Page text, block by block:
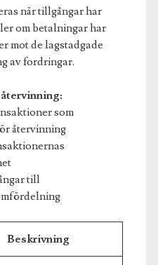
när tillgångar har
om betalningar har
mot de lagstadgade
av fordringar.
som
återvinning
till
Beskrivning